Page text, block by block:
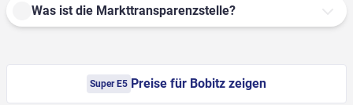
Was ist die Markttransparenzstelle?
Super E5 Preise für Bobitz zeigen